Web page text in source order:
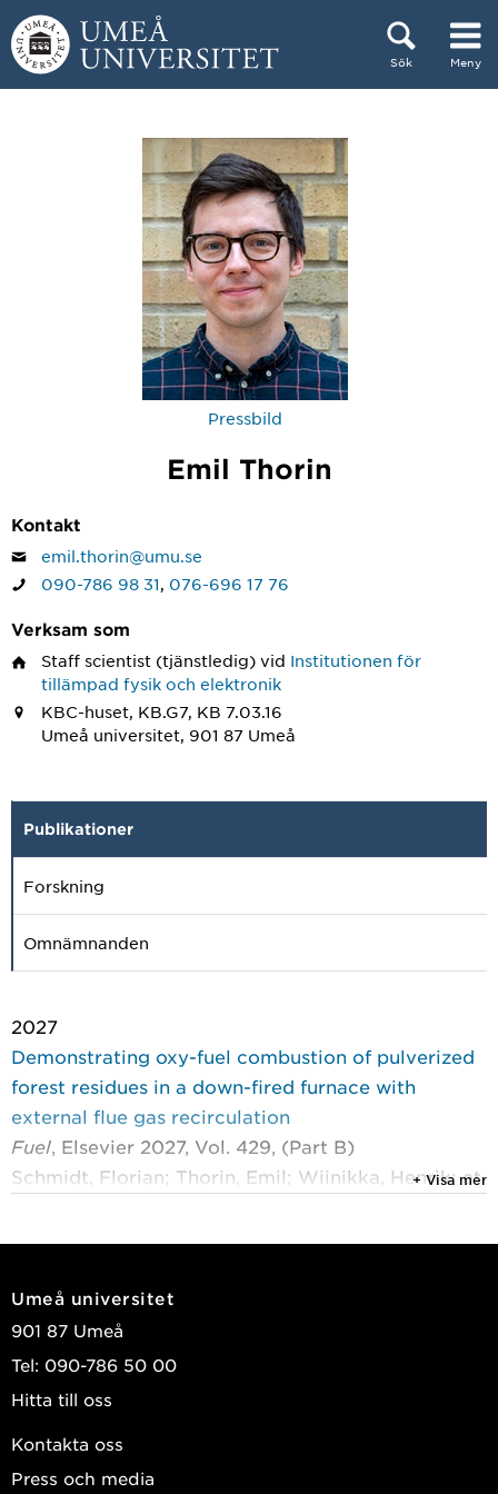
Hoppa direkt till innehållet
Sök Meny
Pressbild
Emil Thorin
Kontakt
emil.thorin@umu.se
090-786 98 31
076-696 17 76
Verksam som
Staff scientist (tjänstledig) vid Institutionen för
tillämpad fysik och elektronik
KBC-huset, KB.G7, KB 7.03.16
Umeå universitet, 901 87 Umeå
Publikationer
Forskning
Omnämnanden
2027
Demonstrating oxy-fuel combustion of pulverized
forest residues in a down-fired furnace with
external flue gas recirculation
Fuel, Elsevier 2027, Vol. 429, (Part B)
Schmidt, Florian; Thorin, Emil; Wiinikka, Henrik; et
reactor
European Combustion Meeting (ECM), Edinburgh,
Scotland, UK, 7-10 april, 2025.
Sepman, Alexey; Thorin, Emil; Gullberg, Markus; et
+ Visa mer
Umeå universitet
901 87 Umeå
Tel: 090-786 50 00
Hitta till oss
Kontakta oss
Press och media